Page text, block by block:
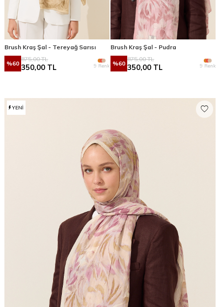
Brush Kraş Şal - Tereyağ Sarısı
%60
875,00TL
350,00 TL 9 Renk
Brush Kraş Şal - Pudra
%60
875,00TL
350,00 TL 9 Renk
YENI